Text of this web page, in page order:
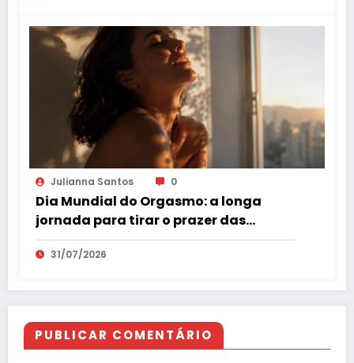
Julianna Santos 0
Dia Mundial do Orgasmo: a longa
jornada para tirar o prazer das
sombras
31/07/2026
PUBLICAR COMENTÁRIO